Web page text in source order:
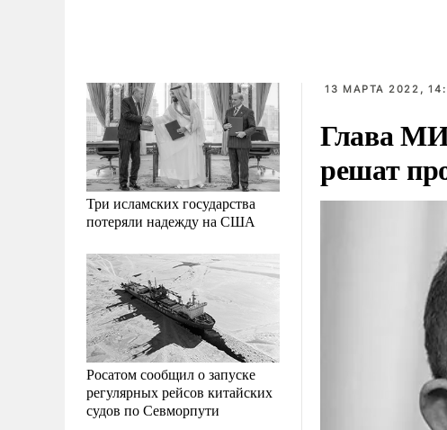
Три исламских государства
потеряли надежду на США
Росатом сообщил о запуске
регулярных рейсов китайских
судов по Севморпути
13 МАРТА 2022,
Глава
решат